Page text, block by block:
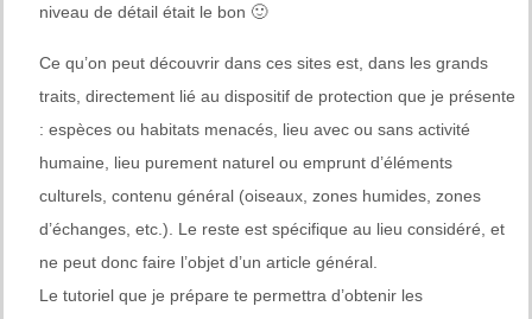
niveau de détail était le bon 🙂
Ce qu’on peut découvrir dans ces sites est, dans les grands
traits, directement lié au dispositif de protection que je présente
: espèces ou habitats menacés, lieu avec ou sans activité
humaine, lieu purement naturel ou emprunt d’éléments
culturels, contenu général (oiseaux, zones humides, zones
d’échanges, etc.). Le reste est spécifique au lieu considéré, et
ne peut donc faire l’objet d’un article général.
Le tutoriel que je prépare te permettra d’obtenir les